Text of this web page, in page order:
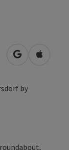
open inOpen in
by